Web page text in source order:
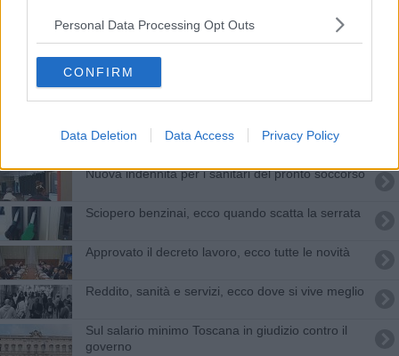
Personal Data Processing Opt Outs
CONFIRM
Data Deletion Data Access Privacy Policy
Smith: dipendenti e famiglie da Papa Bergoglio
Carismi è francese, acquisizione fatta
Una borsa di studio in ricordo di Riccardo Conti
Nuova indennità per i sanitari del pronto soccorso
Sciopero benzinai, ecco quando scatta la serrata
Approvato il decreto lavoro, ecco tutte le novità
Reddito, sanità e servizi, ecco dove si vive meglio
Sul salario minimo Toscana in giudizio contro il
governo